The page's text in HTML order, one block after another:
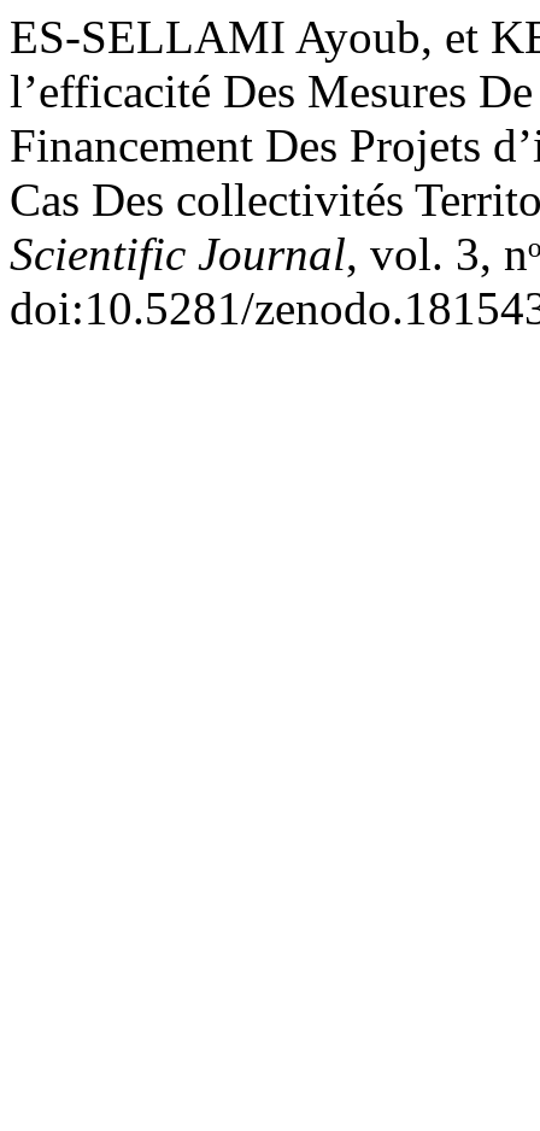
ES-SELLAMI Ayoub, et
l’efficacité Des Mesures
Financement Des Projets
Cas Des collectivités
Scientific Journal, vol. 3,
doi:10.5281/